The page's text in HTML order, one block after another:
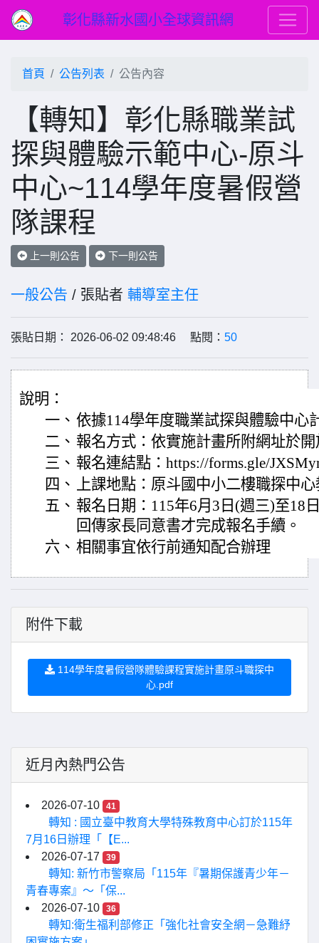
彰化縣新水國小全球資訊網
首頁 公告列表 公告內容
【轉知】彰化縣職業試
探與體驗示範中心-原斗
中心~114學年度暑假營
隊課程
上一則公告 下一則公告
一般公告 / 張貼者 輔導室主任
張貼日期： 2026-06-02 09:48:46 點閱： 50
說明：
一、 依據114學年度職業試探與體驗中心
二、 報名方式：依實施計畫所附網址於
三、 報名連結點：https://forms.gle/
四、
上課地點：原斗國中小二樓職探中
五、 報名日期：115年6月3日(週三)至18
回傳家長同意書才完成報名手續。
六、 相關事宜依行前通知配合辦理
附件下載
114學年度暑假營隊體驗課程實施計畫原斗職探中
心.pdf
近月內熱門公告
2026-07-10 41
轉知 : 國立臺中教育大學特殊教育中心訂於115年
7月16日辦理「【E...
2026-07-17
39
轉知: 新竹市警察局「115年『暑期保護青少年－
青春專案』〜「保...
2026-07-10
36
轉知:衛生福利部修正「強化社會安全網－急難紓